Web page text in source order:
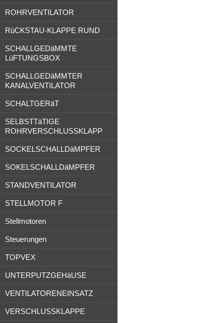
ROHRVENTILATOR
RüCKSTAU-KLAPPE RUND
SCHALLGEDäMMTE
LüFTUNGSBOX
SCHALLGEDäMMTER
KANALVENTILATOR
SCHALTGERäT
SELBSTTäTIGE
ROHRVERSCHLUSSKLAPP
SOCKELSCHALLDäMPFER
SOKELSCHALLDäMPFER
STANDVENTILATOR
STELLMOTOR F
Stellmotoren
Steuerungen
TOPVEX
UNTERPUTZGEHäUSE
VENTILATORENEINSATZ
VERSCHLUSSKLAPPE